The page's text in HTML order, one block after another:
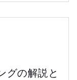
グの解説と